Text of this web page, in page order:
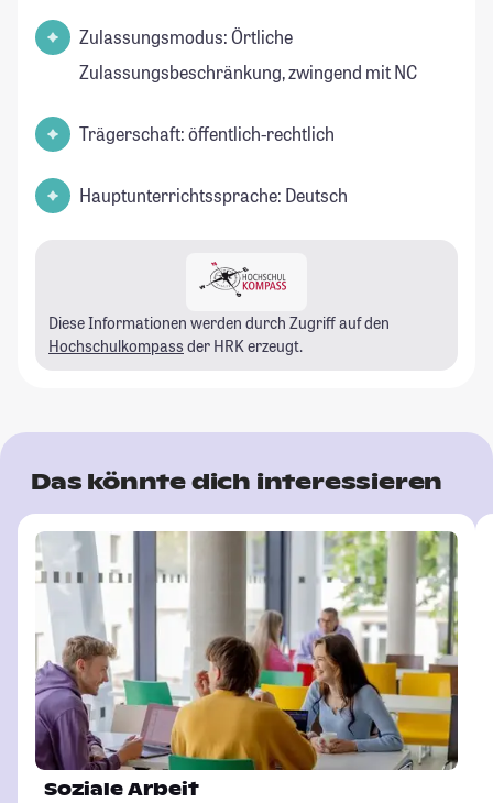
Zulassungsmodus: Örtliche
Zulassungsbeschränkung, zwingend mit NC
Trägerschaft: öffentlich-rechtlich
Hauptunterrichtssprache: Deutsch
Diese Informationen werden durch Zugriff auf den
Hochschulkompass der HRK erzeugt.
Das könnte dich interessieren
Soziale Arbeit